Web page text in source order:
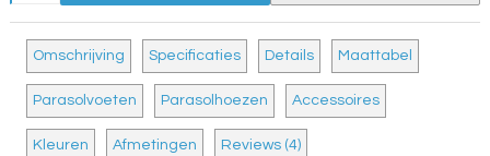
Omschrijving Specificaties Details Maattabel
Parasolvoeten Parasolhoezen Accessoires
Kleuren Afmetingen Reviews (4)